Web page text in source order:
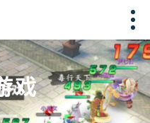
戏